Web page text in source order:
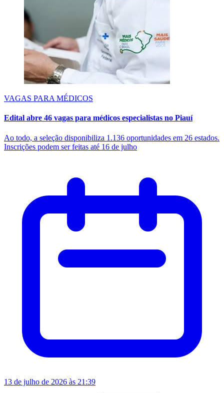
VAGAS PARA MÉDICOS
Edital abre 46 vagas para médicos especialistas no Piauí
Ao todo, a seleção disponibiliza 1.136 oportunidades em 26 estados.
Inscrições podem ser feitas até 16 de julho
13 de julho de 2026 às 21:39